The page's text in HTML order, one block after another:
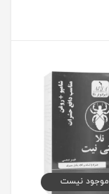
موجود نیست